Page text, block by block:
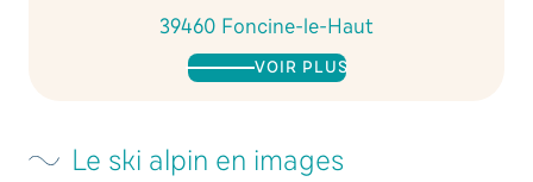
39460 Foncine-le-Haut
VOIR PLUS
Le ski alpin en images